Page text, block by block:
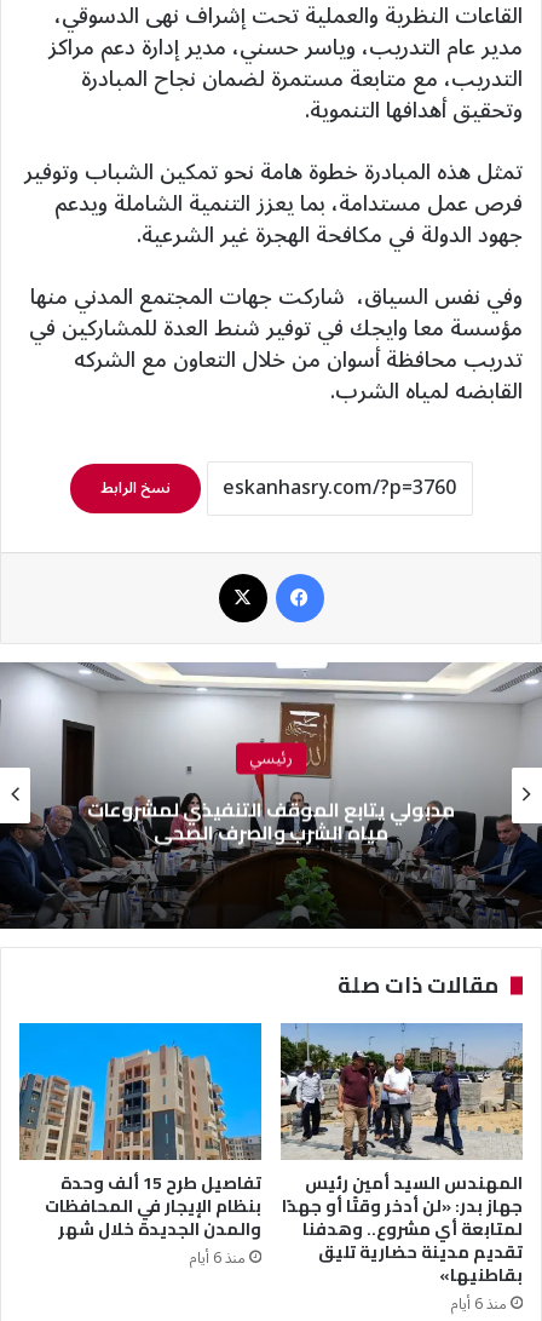
القاعات النظرية والعملية تحت إشراف نهى الدسوقي،
مدير عام التدريب، وياسر حسني، مدير إدارة دعم مراكز
التدريب، مع متابعة مستمرة لضمان نجاح المبادرة
وتحقيق أهدافها التنموية.
تمثل هذه المبادرة خطوة هامة نحو تمكين الشباب وتوفير
فرص عمل مستدامة، بما يعزز التنمية الشاملة ويدعم
جهود الدولة في مكافحة الهجرة غير الشرعية.
وفي نفس السياق، شاركت جهات المجتمع المدني منها
مؤسسة معا وايجك في توفير شنط العدة للمشاركين في
تدريب محافظة أسوان من خلال التعاون مع الشركه
القابضه لمياه الشرب.
نسخ الرابط
رئيسي
مدبولي يتابع الموقف التنفيذي لمشروعات
مياه الشرب والصرف الصحي
مقالات ذات صلة
المهندس السيد أمين رئيس
جهاز بدر: «لن أدخر وقتًا أو جهدًا
لمتابعة أي مشروع.. وهدفنا
تقديم مدينة حضارية تليق
بقاطنيها»
منذ 6 أيام
تفاصيل طرح 15 ألف وحدة
بنظام الإيجار في المحافظات
والمدن الجديدة خلال شهر
منذ 6 أيام